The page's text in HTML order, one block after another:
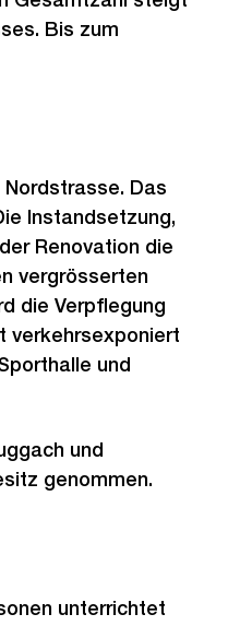
Bis zum
Das
Instandsetzung,
Renovation die
vergrösserten
die Verpflegung
verkehrsexponiert
und
und
genommen.
unterrichtet